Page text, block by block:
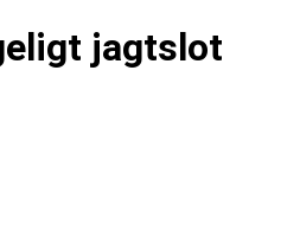
jagtslot